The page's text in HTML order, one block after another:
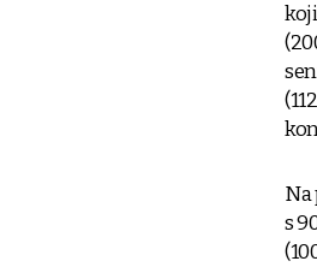
Na
s